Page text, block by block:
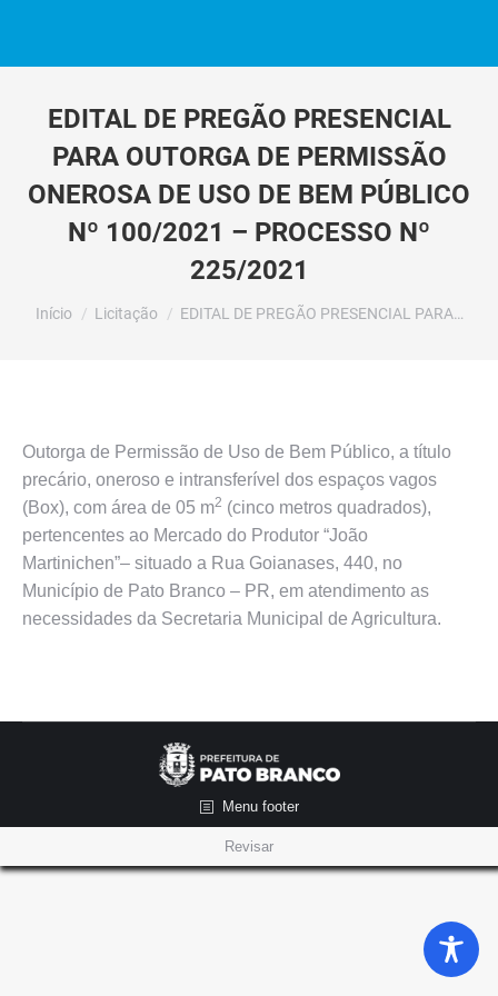
EDITAL DE PREGÃO PRESENCIAL
PARA OUTORGA DE PERMISSÃO
ONEROSA DE USO DE BEM PÚBLICO
Nº 100/2021 – PROCESSO Nº
225/2021
Você está aqui:
Início Licitação EDITAL DE PREGÃO PRESENCIAL PARA…
Outorga de Permissão de Uso de Bem Público, a título
precário, oneroso e intransferível dos espaços vagos
(Box), com área de 05 m2 (cinco metros quadrados),
pertencentes ao Mercado do Produtor “João
Martinichen”– situado a Rua Goianases, 440, no
Município de Pato Branco – PR, em atendimento as
necessidades da Secretaria Municipal de Agricultura.
Menu footer
Revisar